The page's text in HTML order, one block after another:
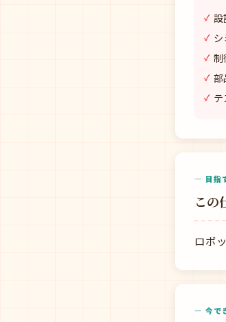
設
制
部
— 目指
この
ロボ
— 今で